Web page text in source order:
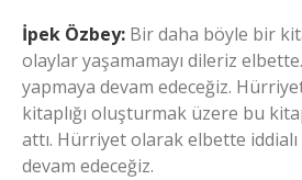
İpek Özbey: Bir daha böyle bir
olaylar yaşamamayı dileriz
yapmaya devam edeceğiz.
kitaplığı oluşturmak üzere bu
attı. Hürriyet olarak elbette
devam edeceğiz.